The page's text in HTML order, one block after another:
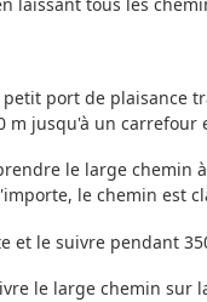
port de plaisance
m jusqu'à un carrefour
le large chemin
le chemin est
et le suivre pendant
le large chemin sur